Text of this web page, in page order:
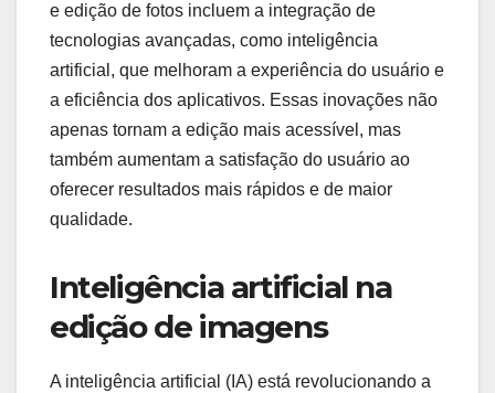
e edição de fotos incluem a integração de
tecnologias avançadas, como inteligência
artificial, que melhoram a experiência do usuário e
a eficiência dos aplicativos. Essas inovações não
apenas tornam a edição mais acessível, mas
também aumentam a satisfação do usuário ao
oferecer resultados mais rápidos e de maior
qualidade.
Inteligência artificial na
edição de imagens
A inteligência artificial (IA) está revolucionando a